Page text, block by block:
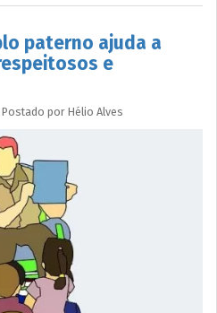
paterno ajuda a
e
Postado por Hélio Alves